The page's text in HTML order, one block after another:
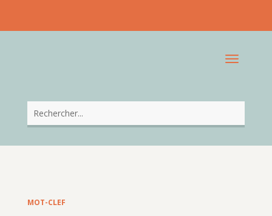
MOT-CLEF